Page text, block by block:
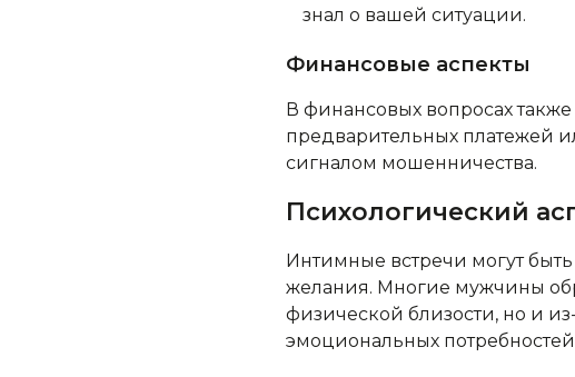
знал о вашей ситуации.
Финансовые аспекты
В финансовых вопросах
предварительных платежей
сигналом мошенничества.
Психологический
Интимные встречи могут
желания. Многие мужчины
физической близости, но и
эмоциональных